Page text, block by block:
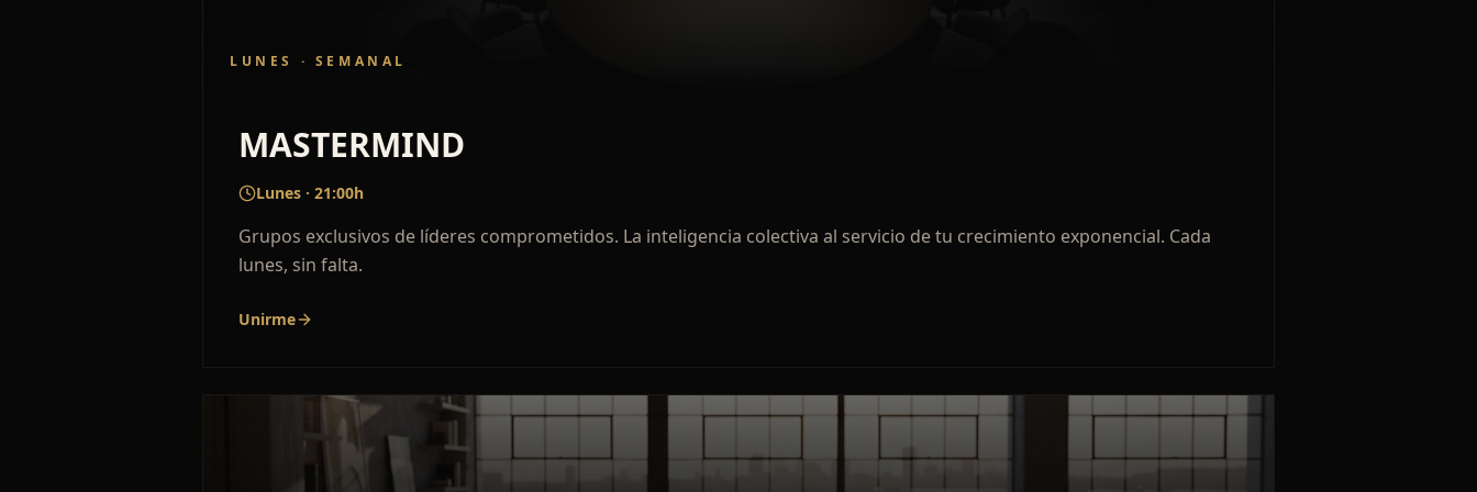
LUNES · SEMANAL
MASTERMIND
Lunes · 21:00h
Grupos exclusivos de líderes comprometidos. La inteligencia colectiva al servicio de tu crecimiento exponencial. Cada
lunes, sin falta.
Unirme